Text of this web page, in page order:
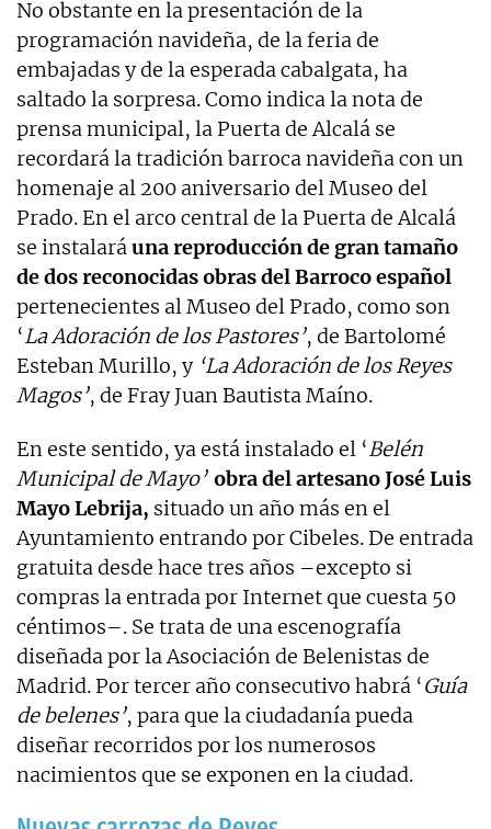
No obstante en la presentación de la
programación navideña, de la feria de
embajadas y de la esperada cabalgata, ha
saltado la sorpresa. Como indica la nota de
prensa municipal, la Puerta de Alcalá se
recordará la tradición barroca navideña con un
homenaje al 200 aniversario del Museo del
Prado. En el arco central de la Puerta de Alcalá
se instalaráuna reproducción de gran tamaño
de dos reconocidas obras del Barroco español
pertenecientes al Museo del Prado, como son
‘La Adoración de los Pastores’, de Bartolomé
Esteban Murillo, y ‘La Adoración de los Reyes
Magos’, de Fray Juan Bautista Maíno.
En este sentido, ya está instalado el ‘Belén
Municipal de Mayo’ obra del artesano José Luis
Mayo Lebrija, situado un año más en el
Ayuntamiento entrando por Cibeles. De entrada
gratuita desde hace tres años –excepto si
compras la entrada por Internet que cuesta 50
céntimos–. Se trata de una escenografía
diseñada por la Asociación de Belenistas de
Madrid. Por tercer año consecutivo habrá ‘Guía
de belenes’, para que la ciudadanía pueda
diseñar recorridos por los numerosos
nacimientos que se exponen en la ciudad.